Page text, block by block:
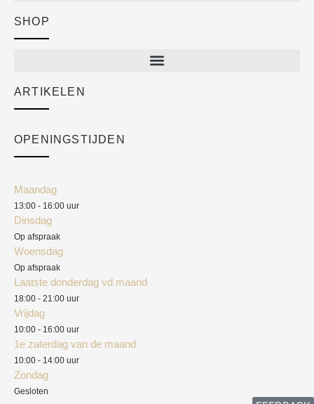
Academy
SHOP
ARTIKELEN
OPENINGSTIJDEN
Maandag
13:00 - 16:00 uur
Dinsdag
Op afspraak
Woensdag
Op afspraak
Laatste donderdag vd maand
18:00 - 21:00 uur
Vrijdag
10:00 - 16:00 uur
1e zaterdag van de maand
10:00 - 14:00 uur
Zondag
Gesloten